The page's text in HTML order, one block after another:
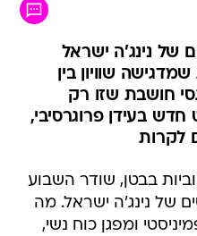
של נינג'ה ישראל
שוויון בין
חושבת שזו רק
בעידן פרוגרסיבי,
לקרות
בבטן, שודר השבוע
של נינג'ה ישראל. מה
ומפגן כוח נשי,